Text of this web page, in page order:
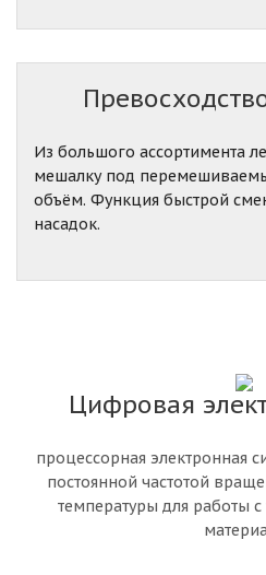
Из большого ассортимента
мешалку под
объём. Функция быстрой
насадок.
Цифровая
процессорная электронная
постоянной частотой
температуры для работы